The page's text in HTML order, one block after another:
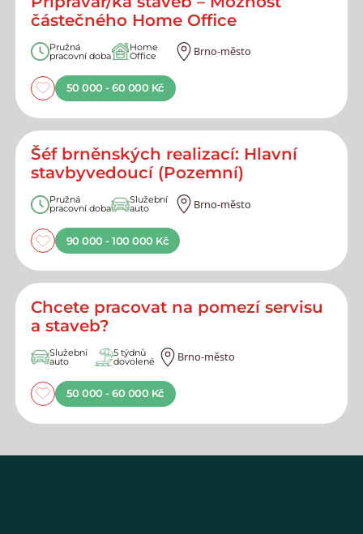
částečného Home Office
Pružná
pracovní doba
Home
Office Brno-město
50 000 - 60 000 Kč
Šéf brněnských realizací: Hlavní
stavbyvedoucí (Pozemní)
Pružná
pracovní doba
Služební
auto Brno-město
90 000 - 100 000 Kč
Chcete pracovat na pomezí servisu
a staveb?
Služební
auto
5 týdnů
dovolené Brno-město
50 000 - 60 000 Kč